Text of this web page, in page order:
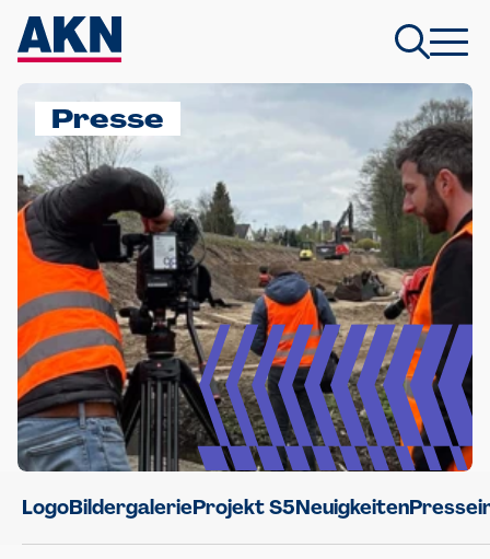
Presse
LogoBildergalerieProjekt S5Neuigkeiten